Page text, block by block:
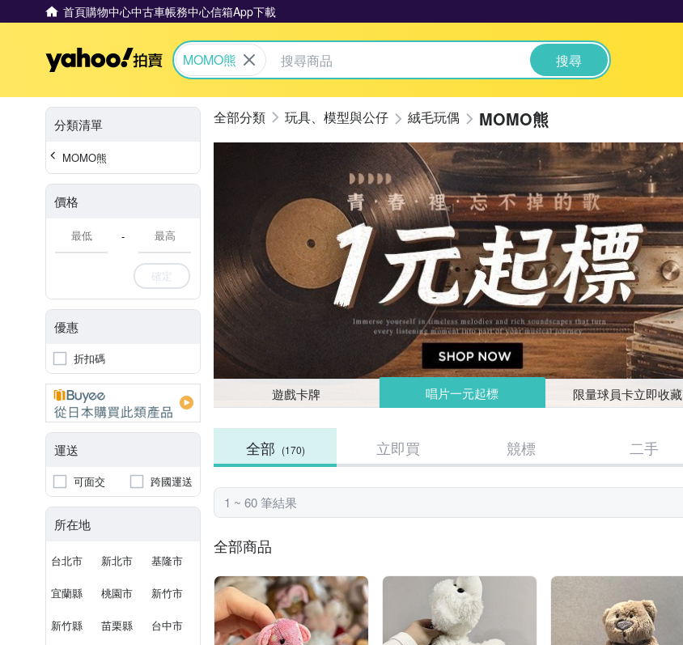
首頁購物中心中古車帳務中心信箱App下載
Yahoo拍賣
MOMO熊 搜尋
分類清單
MOMO熊
價格
-
確定
優惠
折扣碼
運送
可面交 跨國運送
所在地
台北市 新北市 基隆市
宜蘭縣 桃園市 新竹市
新竹縣 苗栗縣 台中市
玩具、模型與公仔 絨毛玩偶 MOMO熊
遊戲卡牌 唱片一元起標 限量球員卡立即收藏
全部 (170) 立即買 競標 二手
1 ~ 60 筆結果
全部商品